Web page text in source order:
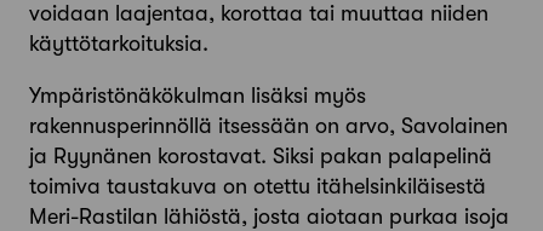
voidaan laajentaa, korottaa tai muuttaa niiden
käyttötarkoituksia.
Ympäristönäkökulman lisäksi myös
rakennusperinnöllä itsessään on arvo, Savolainen
ja Ryynänen korostavat. Siksi pakan palapelinä
toimiva taustakuva on otettu itähelsinkiläisestä
Meri-Rastilan lähiöstä, josta aiotaan purkaa isoja